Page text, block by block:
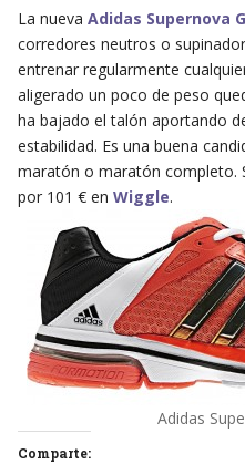
La nueva Adidas Supernova
corredores neutros o
entrenar regularmente
aligerado un poco de peso
ha bajado el talón aportando
estabilidad. Es una buena
maratón o maratón completo.
por 101 € en Wiggle.
Adidas
Comparte: